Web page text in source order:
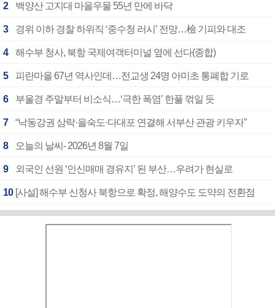
2 백양산 고지대 마을우물 55년 만에 바닥
3 경위 이하 경찰 하위직 ‘중수청 러시’ 전망…檢 기피와 대조
4 해수부 청사, 북항 국제여객터미널 옆에 선다(종합)
5 피란마을 67년 역사인데…전교생 24명 아미초 통폐합 기로
6 부울경 주말부터 비소식…‘극한 폭염’ 한풀 꺾일 듯
7 “낙동강권 삼락·을숙도·다대포 연결해 서부산 관광 키우자”
8 오늘의 날씨- 2026년 8월 7일
9 외국인 선원 ‘인신매매 경유지’ 된 부산…우려가 현실로
10 [사설] 해수부 신청사 북항으로 확정, 해양수도 도약의 전환점